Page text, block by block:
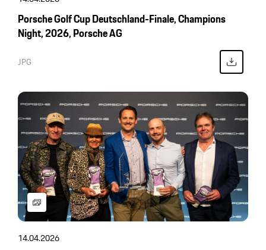
Porsche Golf Cup Deutschland-Finale, Champions
Night, 2026, Porsche AG
JPG
14.04.2026